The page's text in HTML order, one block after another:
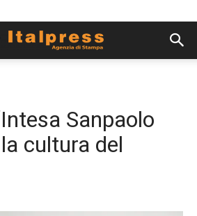
Sanpaolo
cultura del